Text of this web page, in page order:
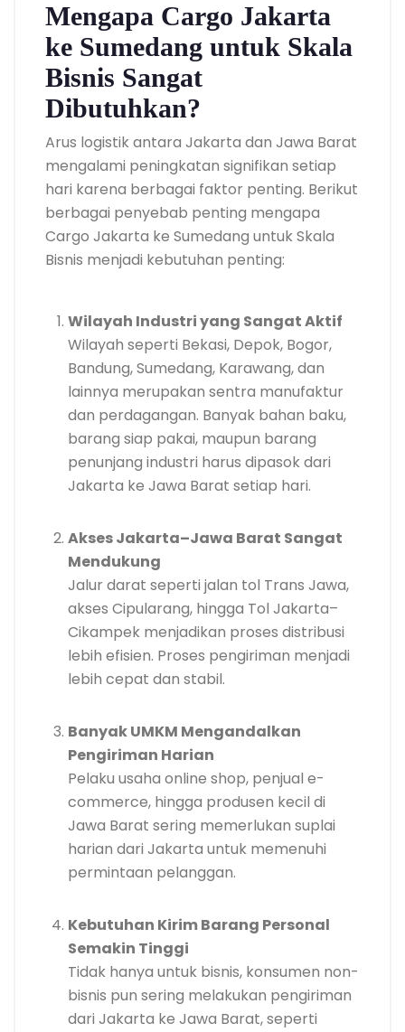
Mengapa Cargo Jakarta
ke Sumedang untuk Skala
Bisnis Sangat
Dibutuhkan?
Arus logistik antara Jakarta dan Jawa Barat
mengalami peningkatan signifikan setiap
hari karena berbagai faktor penting. Berikut
berbagai penyebab penting mengapa
Cargo Jakarta ke Sumedang untuk Skala
Bisnis menjadi kebutuhan penting:
Wilayah Industri yang Sangat Aktif
Wilayah seperti Bekasi, Depok, Bogor,
Bandung, Sumedang, Karawang, dan
lainnya merupakan sentra manufaktur
dan perdagangan. Banyak bahan baku,
barang siap pakai, maupun barang
penunjang industri harus dipasok dari
Jakarta ke Jawa Barat setiap hari.
Akses Jakarta–Jawa Barat Sangat
Mendukung
Jalur darat seperti jalan tol Trans Jawa,
akses Cipularang, hingga Tol Jakarta–
Cikampek menjadikan proses distribusi
lebih efisien. Proses pengiriman menjadi
lebih cepat dan stabil.
Banyak UMKM Mengandalkan
Pengiriman Harian
Pelaku usaha online shop, penjual e-
commerce, hingga produsen kecil di
Jawa Barat sering memerlukan suplai
harian dari Jakarta untuk memenuhi
permintaan pelanggan.
Kebutuhan Kirim Barang Personal
Semakin Tinggi
Tidak hanya untuk bisnis, konsumen non-
bisnis pun sering melakukan pengiriman
dari Jakarta ke Jawa Barat, seperti